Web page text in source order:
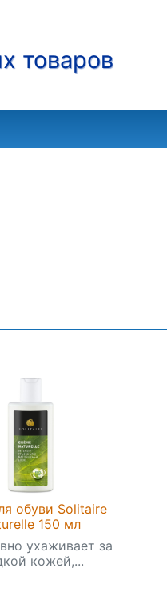
товаров
обуви Solitaire
150 мл
ухаживает за
кожей,...